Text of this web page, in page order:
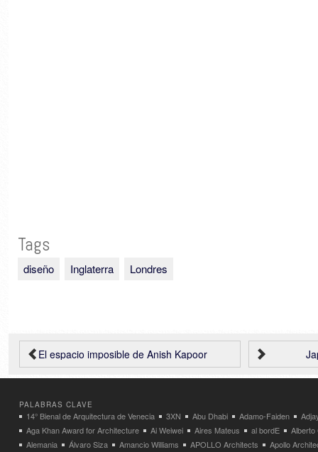
Tags
diseño Inglaterra Londres
El espacio imposible de Anish Kapoor
PALABRAS CLAVE
14° Bienal de Arquitectura de Venecia 3XN Abu Dhabi Adamo-Faiden
Aga Khan Award for Architecture
Ai Weiwei Aires Mateus al bordE
Alberto
Alemania
Álvaro Siza Amancio Williams APOLLO Architects
Apollo